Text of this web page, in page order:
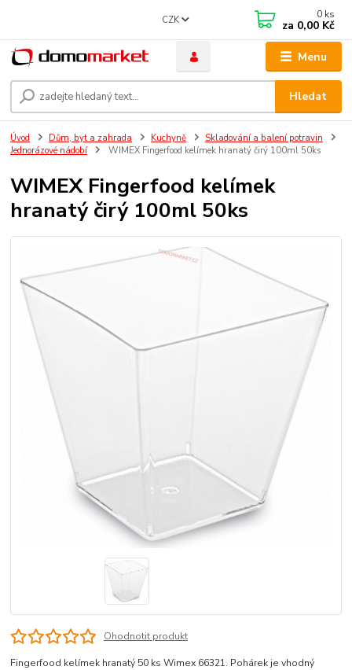
Menu
CZK
Hledat
0 ks
za 0,00 Kč
Úvod Dům, byt a zahrada Kuchyně
Skladování a balení potravin
Jednorázové nádobí
WIMEX Fingerfood kelímek hranatý čirý 100ml 50ks
WIMEX Fingerfood kelímek
hranatý čirý 100ml 50ks
Ohodnotit produkt
Fingerfood kelímek hranatý 50 ks Wimex 66321. Pohárek je vhodný